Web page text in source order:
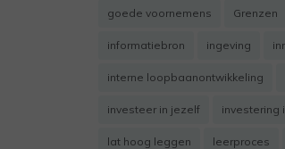
goede voornemens Grenzen
informatiebron ingeving
interne loopbaanontwikkeling
investeer in jezelf investering
lat hoog leggen leerproces